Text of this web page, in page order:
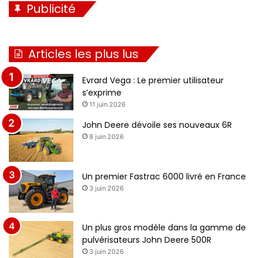
Publicité
Articles les plus lus
Evrard Vega : Le premier utilisateur
s’exprime
11 juin 2026
John Deere dévoile ses nouveaux 6R
8 juin 2026
Un premier Fastrac 6000 livré en France
3 juin 2026
Un plus gros modèle dans la gamme de
pulvérisateurs John Deere 500R
3 juin 2026